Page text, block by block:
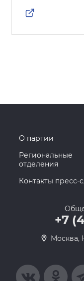
О партии
Региональные
отделения
Контакты пресс-
+7
Москва,